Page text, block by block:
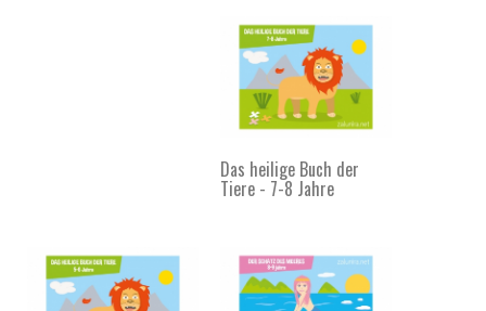
Das heilige Buch der
Tiere - 7-8 Jahre